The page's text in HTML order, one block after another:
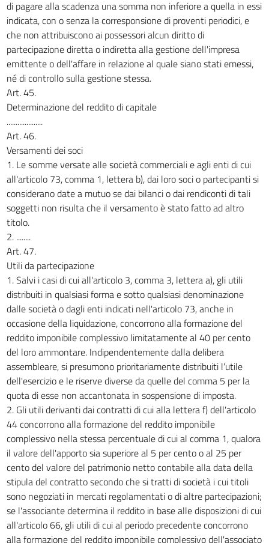
di pagare alla scadenza una somma non inferiore a quella in essi
indicata, con o senza la corresponsione di proventi periodici, e
che non attribuiscono ai possessori alcun diritto di
partecipazione diretta o indiretta alla gestione dell'impresa
emittente o dell'affare in relazione al quale siano stati emessi,
né di controllo sulla gestione stessa.
Art. 45.
Determinazione del reddito di capitale
....................
Art. 46.
Versamenti dei soci
1. Le somme versate alle società commerciali e agli enti di cui
all'articolo 73, comma 1, lettera b), dai loro soci o partecipanti si
considerano date a mutuo se dai bilanci o dai rendiconti di tali
soggetti non risulta che il versamento è stato fatto ad altro
titolo.
2. ........
Art. 47.
Utili da partecipazione
1. Salvi i casi di cui all'articolo 3, comma 3, lettera a), gli utili
distribuiti in qualsiasi forma e sotto qualsiasi denominazione
dalle società o dagli enti indicati nell'articolo 73, anche in
occasione della liquidazione, concorrono alla formazione del
reddito imponibile complessivo limitatamente al 40 per cento
del loro ammontare. Indipendentemente dalla delibera
assembleare, si presumono prioritariamente distribuiti l'utile
dell'esercizio e le riserve diverse da quelle del comma 5 per la
quota di esse non accantonata in sospensione di imposta.
2. Gli utili derivanti dai contratti di cui alla lettera f) dell'articolo
44 concorrono alla formazione del reddito imponibile
complessivo nella stessa percentuale di cui al comma 1, qualora
il valore dell'apporto sia superiore al 5 per cento o al 25 per
cento del valore del patrimonio netto contabile alla data della
stipula del contratto secondo che si tratti di società i cui titoli
sono negoziati in mercati regolamentati o di altre partecipazioni;
se l'associante determina il reddito in base alle disposizioni di cui
all'articolo 66, gli utili di cui al periodo precedente concorrono
alla formazione del reddito imponibile complessivo dell'associato